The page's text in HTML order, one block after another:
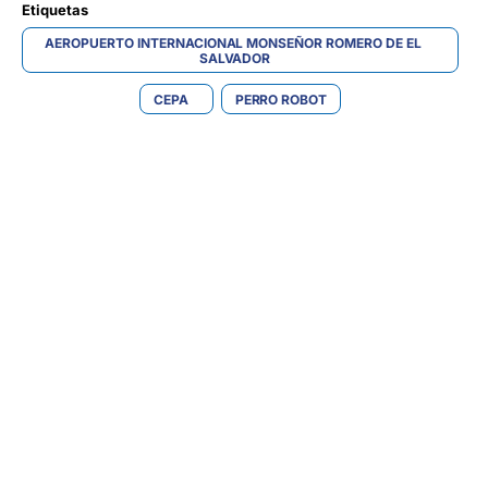
Etiquetas
AEROPUERTO INTERNACIONAL MONSEÑOR ROMERO DE EL
SALVADOR
CEPA PERRO ROBOT